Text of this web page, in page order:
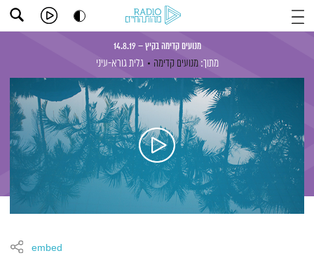
מנועים קדימה בקיץ – 14.8.19
מתוך: מנועים קדימה גלית גורא-עיני
embed